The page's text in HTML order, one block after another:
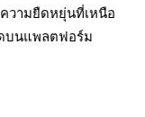
วามยืดหยุ่นที่เหนือ
บนแพลตฟอร์ม